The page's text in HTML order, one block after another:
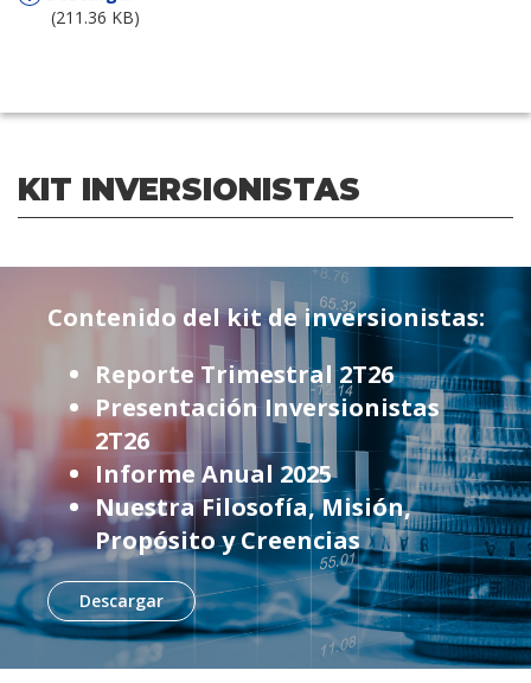
(211.36 KB)
KIT INVERSIONISTAS
Contenido del kit de inversionistas:
Reporte Trimestral 2T26
Presentación Inversionistas
2T26
Informe Anual 2025
Nuestra Filosofía, Misión,
Propósito y Creencias
Descargar